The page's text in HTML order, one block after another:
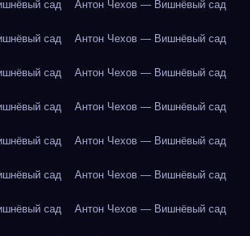
сад Антон Чехов — Вишнёвый сад
сад Антон Чехов — Вишнёвый сад
сад Антон Чехов — Вишнёвый сад
сад Антон Чехов — Вишнёвый сад
сад Антон Чехов — Вишнёвый сад
сад Антон Чехов — Вишнёвый сад
сад Антон Чехов — Вишнёвый сад